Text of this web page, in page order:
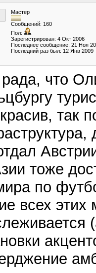
Мастер
Сообщений: 160
Пол:
Зарегистрирован: 4 Окт 2006
Последнее сообщение: 21 Ноя
Последний раз был: 12 Янв 2009
что
так
тоже
по
всех